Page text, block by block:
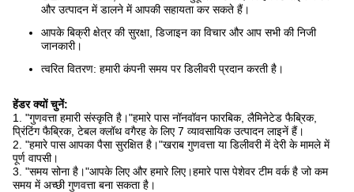
और उत्पादन में डालने में आपकी सहायता कर सकते हैं।
आपके बिक्री क्षेत्र की सुरक्षा, डिजाइन का विचार और आप सभी की निजी
जानकारी।
त्वरित वितरण: हमारी कंपनी समय पर डिलीवरी प्रदान करती है।
हेंडर क्यों चुनें:
1. "गुणवत्ता हमारी संस्कृति है।"हमारे पास नॉनवॉवन फारबिक, लैमिनेटेड फैब्रिक,
प्रिंटिंग फैब्रिक, टेबल क्लॉथ वगैरह के लिए 7 व्यावसायिक उत्पादन लाइनें हैं।
2. "हमारे पास आपका पैसा सुरक्षित है।"खराब गुणवत्ता या डिलीवरी में देरी के मामले में
पूर्ण वापसी।
3. "समय सोना है।"आपके लिए और हमारे लिए।हमारे पास पेशेवर टीम वर्क है जो कम
समय में अच्छी गुणवत्ता बना सकता है।